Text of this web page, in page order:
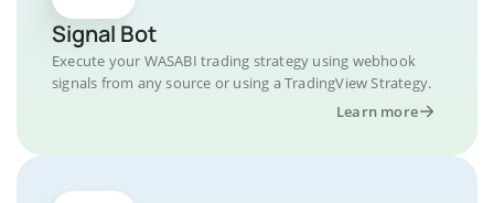
Signal Bot
Execute your WASABI trading strategy using webhook
signals from any source or using a TradingView Strategy.
Learn more